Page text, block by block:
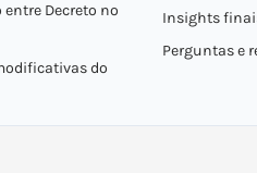
Decreto nº
do
Insights
Perguntas e